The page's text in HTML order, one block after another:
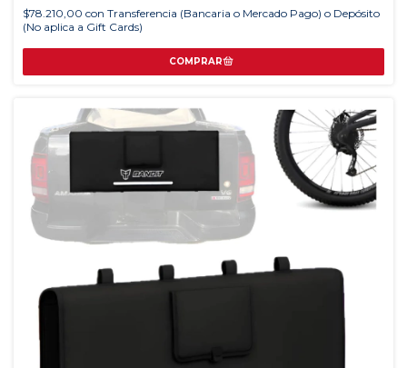
$78.210,00 con Transferencia (Bancaria o Mercado Pago) o Depósito
(No aplica a Gift Cards)